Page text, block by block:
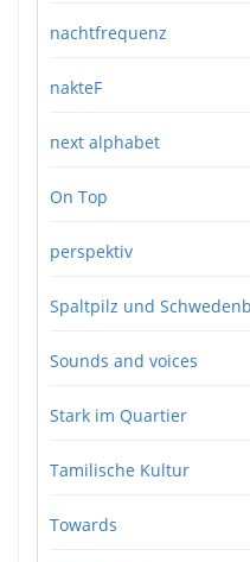
nachtfrequenz
nakteF
next alphabet
On Top
perspektiv
Spaltpilz und
Sounds and voices
Stark im Quartier
Tamilische Kultur
Towards